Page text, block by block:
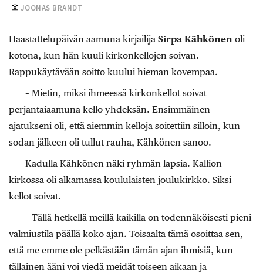
JOONAS BRANDT
Haastattelupäivän aamuna kirjailija Sirpa Kähkönen oli
kotona, kun hän kuuli kirkonkellojen soivan.
Rappukäytävään soitto kuului hieman kovempaa.
– Mietin, miksi ihmeessä kirkonkellot soivat
perjantaiaamuna kello yhdeksän. Ensimmäinen
ajatukseni oli, että aiemmin kelloja soitettiin silloin, kun
sodan jälkeen oli tullut rauha, Kähkönen sanoo.
Kadulla Kähkönen näki ryhmän lapsia. Kallion
kirkossa oli alkamassa koululaisten joulukirkko. Siksi
kellot soivat.
– Tällä hetkellä meillä kaikilla on todennäköisesti pieni
valmiustila päällä koko ajan. Toisaalta tämä osoittaa sen,
että me emme ole pelkästään tämän ajan ihmisiä, kun
tällainen ääni voi viedä meidät toiseen aikaan ja